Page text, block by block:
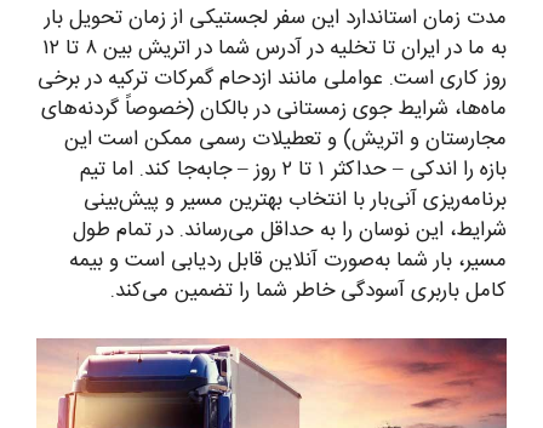
مدت زمان استاندارد این سفر لجستیکی از زمان تحویل بار
به ما در ایران تا تخلیه در آدرس شما در اتریش بین ۸ تا ۱۲
روز کاری است. عواملی مانند ازدحام گمرکات ترکیه در برخی
ماه‌ها، شرایط جوی زمستانی در بالکان (خصوصاً گردنه‌های
مجارستان و اتریش) و تعطیلات رسمی ممکن است این
بازه را اندکی – حداکثر ۱ تا ۲ روز – جابه‌جا کند. اما تیم
برنامه‌ریزی آنی‌بار با انتخاب بهترین مسیر و پیش‌بینی
شرایط، این نوسان را به حداقل می‌رساند. در تمام طول
مسیر، بار شما به‌صورت آنلاین قابل ردیابی است و بیمه
کامل باربری آسودگی خاطر شما را تضمین می‌کند.